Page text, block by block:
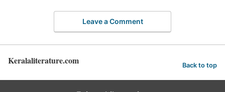
Leave a Comment
Keralaliterature.com Back to top